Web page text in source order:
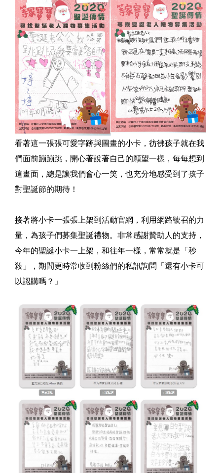
看著這一張張可愛字跡與圖畫的小卡，彷彿孩子就在我
們面前蹦蹦跳，開心著說著自己的願望一樣，每每想到
這畫面，總是讓我們會心一笑，也充分地感受到了孩子
對聖誕節的期待！
接著將小卡一張張上架到活動官網，利用網路號召的力
量，為孩子們募集聖誕禮物。非常感謝贊助人的支持，
今年的聖誕小卡一上架，和往年一樣，常常就是「秒
殺」，期間更時常收到粉絲們的私訊詢問「還有小卡可
以認購嗎？」